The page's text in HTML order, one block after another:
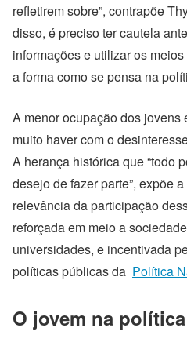
refletirem sobre”, contrapõe
disso, é preciso ter cautela
informações e utilizar os
a forma como se pensa na
A menor ocupação dos jovens
muito haver com o
A herança histórica que “todo
desejo de fazer parte”, expõe
relevância da participação
reforçada em meio a
universidades, e incentivada
políticas públicas da Política
O jovem na